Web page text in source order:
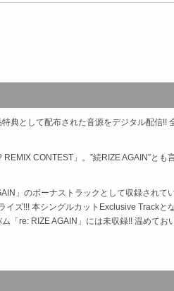
典として配布された音源をデジタル配信
CONTEST」。”続RIZE AGAIN”と
」のボーナストラックとして収録され
ズ!!! 本シングルカットExclusive Trackと
re: RIZE AGAIN」には未収録!! 温めて